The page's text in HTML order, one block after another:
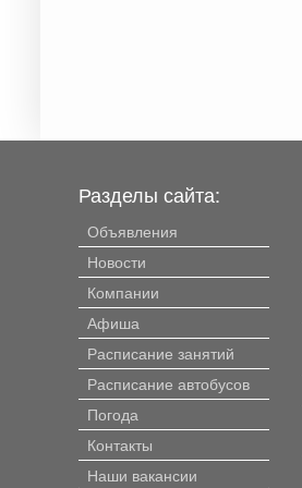
Разделы сайта:
Объявления
Новости
Компании
Афиша
Расписание занятий
Расписание автобусов
Погода
Контакты
Наши вакансии